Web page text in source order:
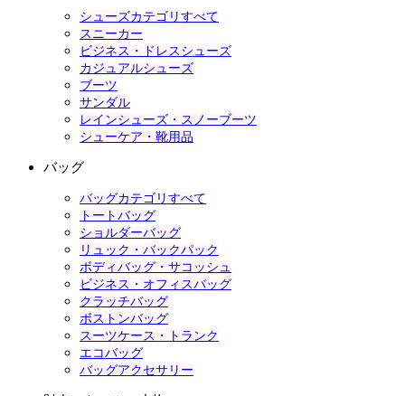
シューズカテゴリすべて
スニーカー
ビジネス・ドレスシューズ
カジュアルシューズ
ブーツ
サンダル
レインシューズ・スノーブーツ
シューケア・靴用品
バッグ
バッグカテゴリすべて
トートバッグ
ショルダーバッグ
リュック・バックパック
ボディバッグ・サコッシュ
ビジネス・オフィスバッグ
クラッチバッグ
ボストンバッグ
スーツケース・トランク
エコバッグ
バッグアクセサリー